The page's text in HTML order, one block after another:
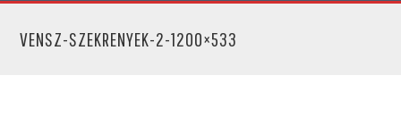
VENSZ-SZEKRENYEK-2-1200×533